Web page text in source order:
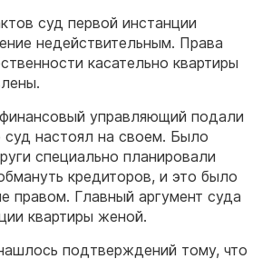
суд первой инстанции
недействительным. Права
касательно квартиры
управляющий подали
настоял на своем. Было
специально планировали
кредиторов, и это было
правом. Главный аргумент суда
квартиры женой.
подтверждений тому, что